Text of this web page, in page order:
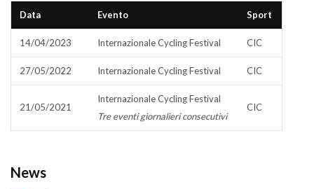
Data Evento Sport
14/04/2023 Internazionale Cycling Festival CIC
27/05/2022 Internazionale Cycling Festival CIC
21/05/2021
Internazionale Cycling Festival
Tre eventi giornalieri consecutivi
CIC
News